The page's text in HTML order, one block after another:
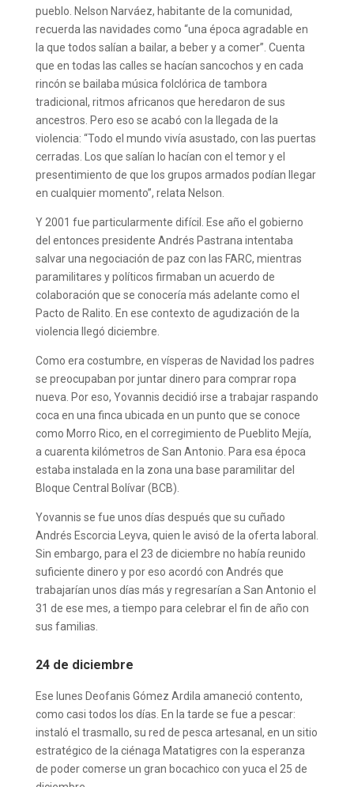
pueblo. Nelson Narváez, habitante de la comunidad,
recuerda las navidades como “una época agradable en
la que todos salían a bailar, a beber y a comer”. Cuenta
que en todas las calles se hacían sancochos y en cada
rincón se bailaba música folclórica de tambora
tradicional, ritmos africanos que heredaron de sus
ancestros. Pero eso se acabó con la llegada de la
violencia: “Todo el mundo vivía asustado, con las puertas
cerradas. Los que salían lo hacían con el temor y el
presentimiento de que los grupos armados podían llegar
en cualquier momento”, relata Nelson.
Y 2001 fue particularmente difícil. Ese año el gobierno
del entonces presidente Andrés Pastrana intentaba
salvar una negociación de paz con las FARC, mientras
paramilitares y políticos firmaban un acuerdo de
colaboración que se conocería más adelante como el
Pacto de Ralito. En ese contexto de agudización de la
violencia llegó diciembre.
Como era costumbre, en vísperas de Navidad los padres
se preocupaban por juntar dinero para comprar ropa
nueva. Por eso, Yovannis decidió irse a trabajar raspando
coca en una finca ubicada en un punto que se conoce
como Morro Rico, en el corregimiento de Pueblito Mejía,
a cuarenta kilómetros de San Antonio. Para esa época
estaba instalada en la zona una base paramilitar del
Bloque Central Bolívar (BCB).
Yovannis se fue unos días después que su cuñado
Andrés Escorcia Leyva, quien le avisó de la oferta laboral.
Sin embargo, para el 23 de diciembre no había reunido
suficiente dinero y por eso acordó con Andrés que
trabajarían unos días más y regresarían a San Antonio el
31 de ese mes, a tiempo para celebrar el fin de año con
sus familias.
24 de diciembre
Ese lunes Deofanis Gómez Ardila amaneció contento,
como casi todos los días. En la tarde se fue a pescar:
instaló el trasmallo, su red de pesca artesanal, en un sitio
estratégico de la ciénaga Matatigres con la esperanza
de poder comerse un gran bocachico con yuca el 25 de